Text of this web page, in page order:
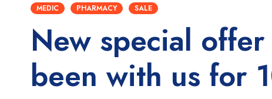
MEDIC PHARMACY SALE
New special
been with us for